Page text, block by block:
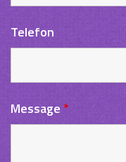
Telefon
Message *